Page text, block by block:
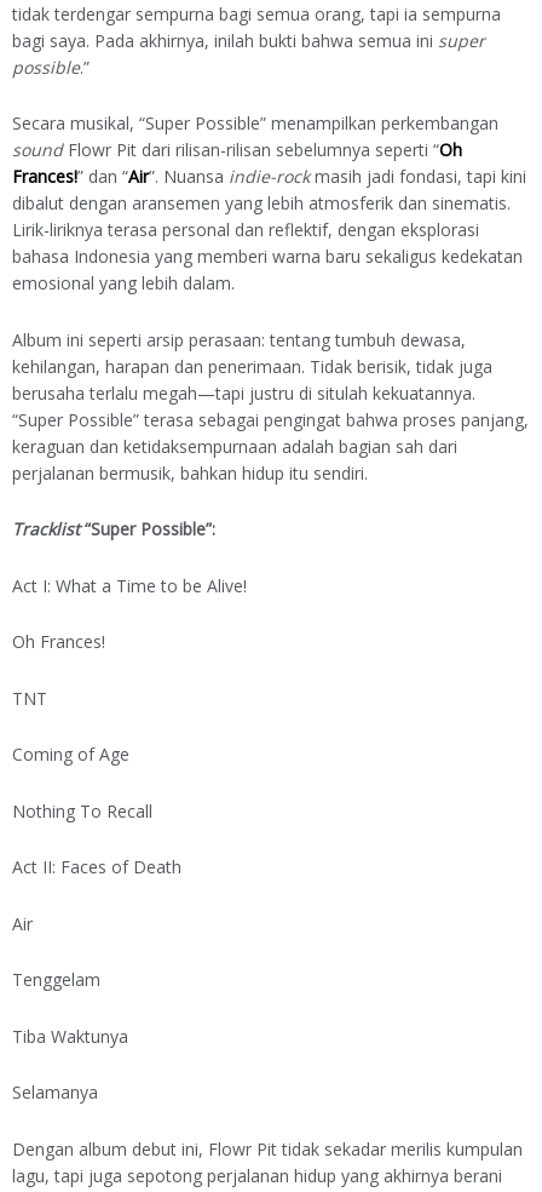
tidak terdengar sempurna bagi semua orang, tapi ia sempurna
bagi saya. Pada akhirnya, inilah bukti bahwa semua ini super
possible.”
Secara musikal, “Super Possible” menampilkan perkembangan
soundFlowr Pit dari rilisan-rilisan sebelumnya seperti “Oh
Frances!” dan “Air”. Nuansa indie-rockmasih jadi fondasi, tapi kini
dibalut dengan aransemen yang lebih atmosferik dan sinematis.
Lirik-liriknya terasa personal dan reflektif, dengan eksplorasi
bahasa Indonesia yang memberi warna baru sekaligus kedekatan
emosional yang lebih dalam.
Album ini seperti arsip perasaan: tentang tumbuh dewasa,
kehilangan, harapan dan penerimaan. Tidak berisik, tidak juga
berusaha terlalu megah—tapi justru di situlah kekuatannya.
“Super Possible” terasa sebagai pengingat bahwa proses panjang,
keraguan dan ketidaksempurnaan adalah bagian sah dari
perjalanan bermusik, bahkan hidup itu sendiri.
Tracklist“Super Possible”:
Act I: What a Time to be Alive!
Oh Frances!
TNT
Coming of Age
Nothing To Recall
Act II: Faces of Death
Air
Tenggelam
Tiba Waktunya
Selamanya
Dengan album debut ini, Flowr Pit tidak sekadar merilis kumpulan
lagu, tapi juga sepotong perjalanan hidup yang akhirnya berani